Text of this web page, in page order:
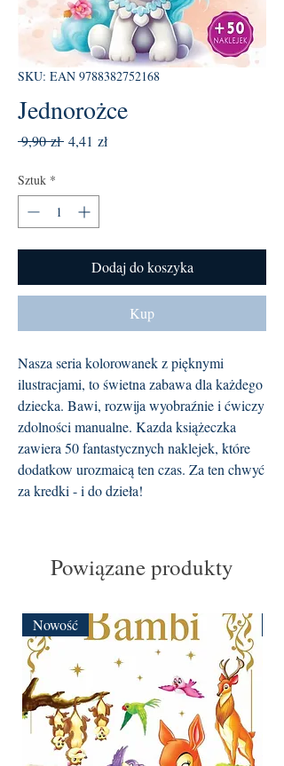
SKU: EAN 9788382752168
Jednorożce
9,90 zł Regularna
4,41 złCena
Sztuk *
Dodaj do koszyka
Kup
Nasza seria kolorowanek z pięknymi
ilustracjami, to świetna zabawa dla każdego
dziecka. Bawi, rozwija wyobraźnie i ćwiczy
zdolności manualne. Kazda książeczka
zawiera 50 fantastycznych naklejek, które
dodatkow urozmaicą ten czas. Za ten chwyć
za kredki - i do dzieła!
Powiązane produkty
Nowość